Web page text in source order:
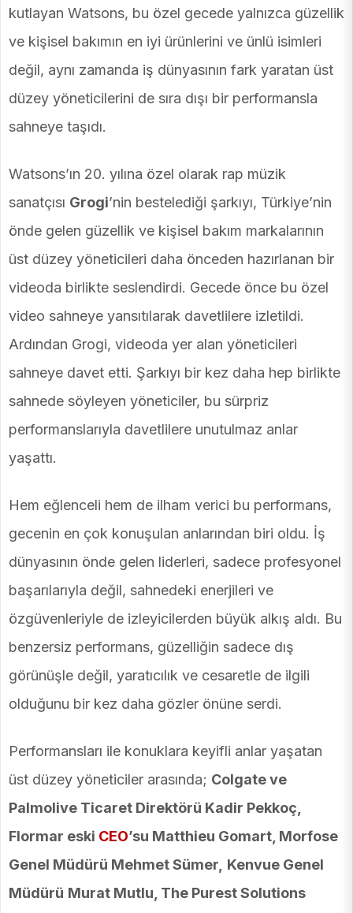
kutlayan Watsons, bu özel gecede yalnızca güzellik
ve kişisel bakımın en iyi ürünlerini ve ünlü isimleri
değil, aynı zamanda iş dünyasının fark yaratan üst
düzey yöneticilerini de sıra dışı bir performansla
sahneye taşıdı.
Watsons’ın 20. yılına özel olarak rap müzik
sanatçısı Grogi’nin bestelediği şarkıyı, Türkiye’nin
önde gelen güzellik ve kişisel bakım markalarının
üst düzey yöneticileri daha önceden hazırlanan bir
videoda birlikte seslendirdi. Gecede önce bu özel
video sahneye yansıtılarak davetlilere izletildi.
Ardından Grogi, videoda yer alan yöneticileri
sahneye davet etti. Şarkıyı bir kez daha hep birlikte
sahnede söyleyen yöneticiler, bu sürpriz
performanslarıyla davetlilere unutulmaz anlar
yaşattı.
Hem eğlenceli hem de ilham verici bu performans,
gecenin en çok konuşulan anlarından biri oldu. İş
dünyasının önde gelen liderleri, sadece profesyonel
başarılarıyla değil, sahnedeki enerjileri ve
özgüvenleriyle de izleyicilerden büyük alkış aldı. Bu
benzersiz performans, güzelliğin sadece dış
görünüşle değil, yaratıcılık ve cesaretle de ilgili
olduğunu bir kez daha gözler önüne serdi.
Performansları ile konuklara keyifli anlar yaşatan
üst düzey yöneticiler arasında; Colgate ve
Palmolive Ticaret Direktörü Kadir Pekkoç,
Flormar eski CEO’su Matthieu Gomart, Morfose
Genel Müdürü Mehmet Sümer, Kenvue Genel
Müdürü Murat Mutlu, The Purest Solutions